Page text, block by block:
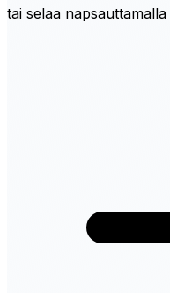
tai selaa napsauttamalla